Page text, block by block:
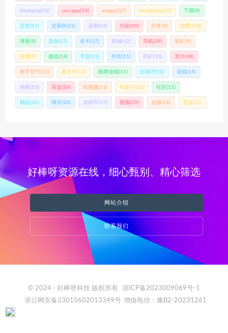
thinkphp(13) uni-app(14) uniapp(17) wordpress(10) 下载(9)
交友(11) 交易所(21) 亲测 (64) 代刷 (10) 任务(9) 免费(118)
博客(9) 原创 (13) 发卡(27) 商城(42) 导航(29) 彩虹(9)
影视(9) 微信(14) 手游(51) 抖音(11) 挖矿(10) 支付(48)
数字货币(11) 易支付(13) 棋牌游戏(11) 比特币(10) 游戏(14)
独家(13) 盲盒(20) 短视频(11) 码支付(10) 社区(11)
精品(32) 聊天(20) 虚拟币(17) 视频(29) 金融(13) 页游(17)
好棒呀资源在线，细心甄别、精心筛选
网站介绍
联系我们
© 2024 - 好棒呀科技 版权所有
浙ICP备2023009069号-1
浙公网安备33010602013349号 增值电信：豫B2-20231261